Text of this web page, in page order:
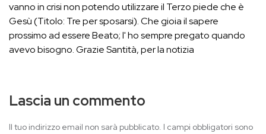
vanno in crisi non potendo utilizzare il Terzo piede che è
Gesù (Titolo: Tre per sposarsi). Che gioia il sapere
prossimo ad essere Beato; l' ho sempre pregato quando
avevo bisogno. Grazie Santità, per la notizia
Lascia un commento
Il tuo indirizzo email non sarà pubblicato. I campi obbligatori sono